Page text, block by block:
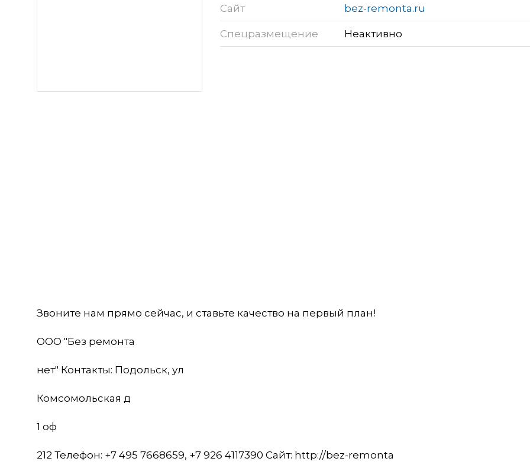
Сайт bez-remonta.ru
Спецразмещение Неактивно
Звоните нам прямо сейчас, и ставьте качество на первый план!
ООО "Без ремонта
нет" Контакты: Подольск, ул
Комсомольская д
1 оф
212 Телефон: +7 495 7668659, +7 926 4117390 Сайт: http://bez-remonta